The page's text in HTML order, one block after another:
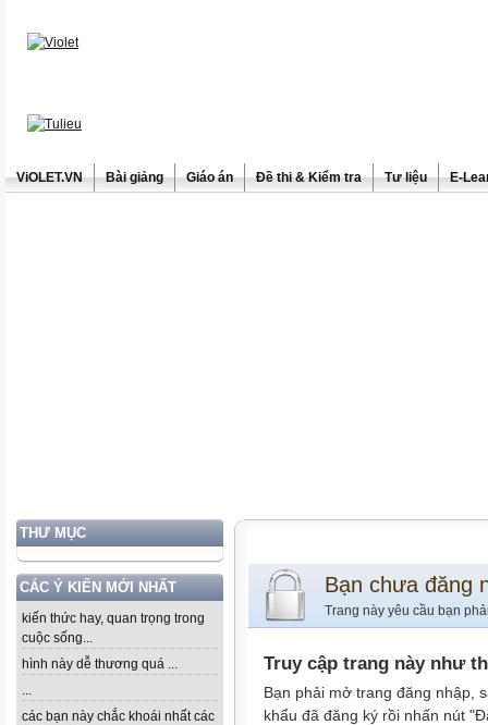
ViOLET.VN Bài giảng Giáo án Đề thi & Kiểm tra Tư liệu E-
THƯ MỤC
CÁC Ý KIẾN MỚI NHẤT
kiến thức hay, quan trọng trong
cuộc sống...
hình này dễ thương quá ...
...
các bạn này chắc khoái nhất các
Bạn chưa đăng
Trang này yêu cầu bạn
Truy cập trang này như
Bạn phải mở trang đăng nhập,
khẩu đã đăng ký rồi nhấn nút